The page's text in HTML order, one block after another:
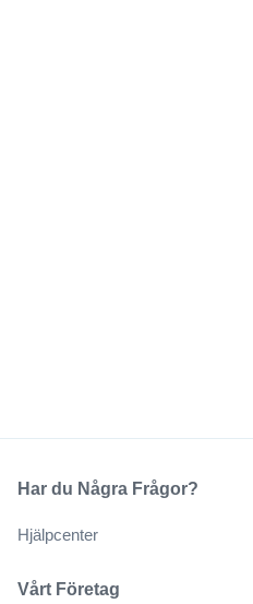
Vårt Företag
Har du Några Frågor?
Hjälpcenter